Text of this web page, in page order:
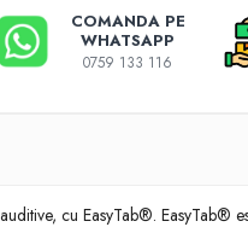
COMANDA PE
WHATSAPP
0759 133 116
cu EasyTab®. EasyTab®